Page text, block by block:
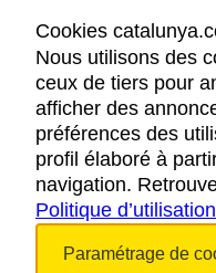
RÈGLES
Cookies
Nous utilisons des
ceux de tiers pour
afficher des
préférences des
profil élaboré à
navigation.
Politique
Paramétrage de